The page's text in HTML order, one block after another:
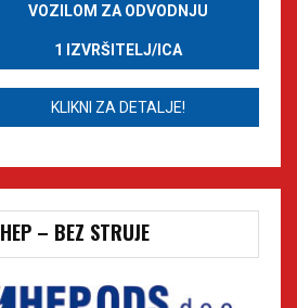
VOZILOM ZA ODVODNJU
1 IZVRŠITELJ/ICA
KLIKNI ZA DETALJE!
HEP – BEZ STRUJE